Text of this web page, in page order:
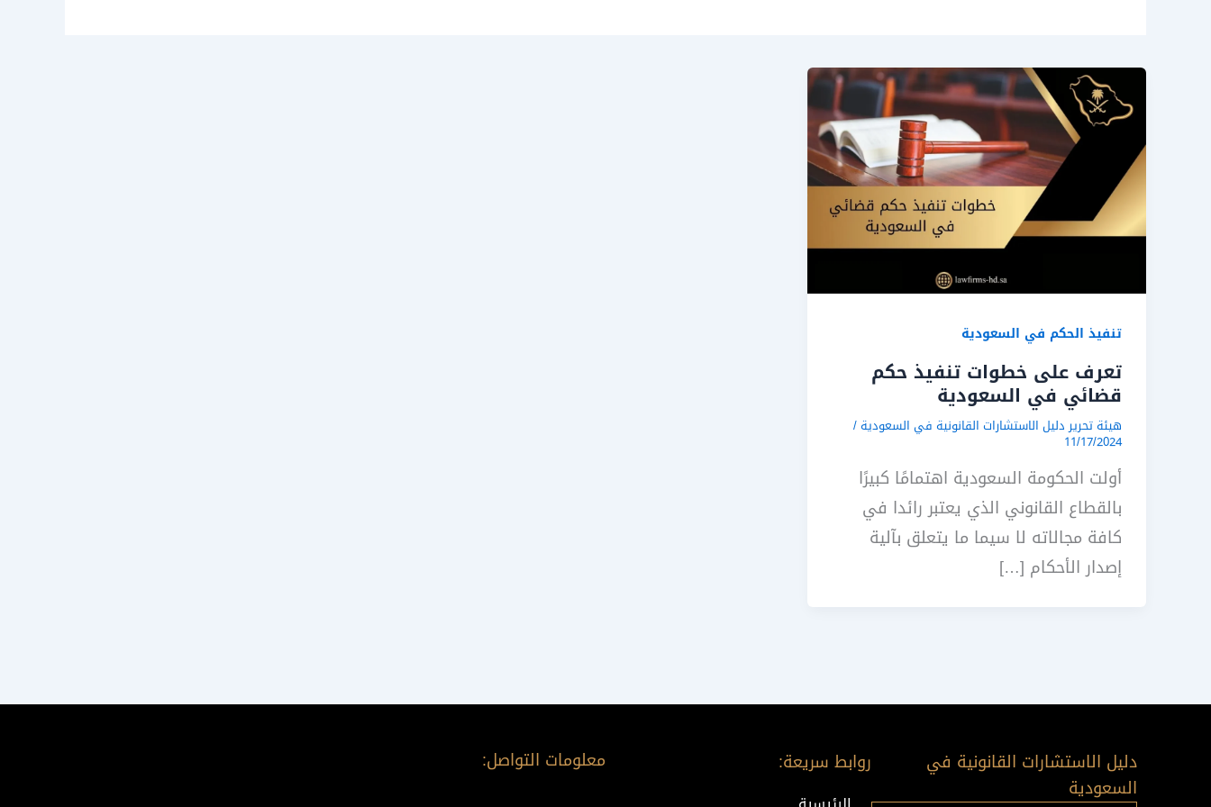
تنفيذ الحكم في السعودية
تعرف على خطوات تنفيذ حكم
قضائي في السعودية
هيئة تحرير دليل الاستشارات القانونية في السعودية /
11/17/2024
أولت الحكومة السعودية اهتمامًا كبيرًا
بالقطاع القانوني الذي يعتبر رائدا في
كافة مجالاته لا سيما ما يتعلق بآلية
إصدار الأحكام […]
دليل الاستشارات القانونية في
السعودية
روابط سريعة: معلومات التواصل: